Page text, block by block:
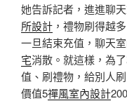
她告訴記者，進進聊
所設計 ，禮物刷得越
一旦結束充值，聊天
宅消散。就這樣，為
值、刷禮物，給別人
價值5禪風室內設計